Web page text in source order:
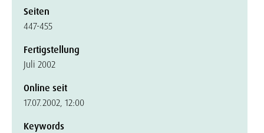
Seiten
447-455
Fertigstellung
Juli 2002
Online seit
17.07.2002, 12:00
Keywords